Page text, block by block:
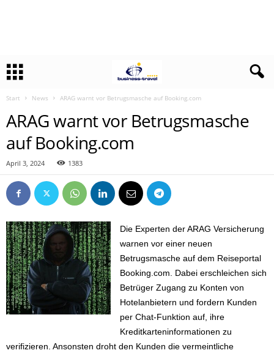
Start News ARAG warnt vor Betrugsmasche auf Booking.com
ARAG warnt vor Betrugsmasche
auf Booking.com
April 3, 2024 1383
Die Experten der ARAG Versicherung
warnen vor einer neuen
Betrugsmasche auf dem Reiseportal
Booking.com. Dabei erschleichen sich
Betrüger Zugang zu Konten von
Hotelanbietern und fordern Kunden
per Chat-Funktion auf, ihre
Kreditkarteninformationen zu
verifizieren. Ansonsten droht den Kunden die vermeintliche